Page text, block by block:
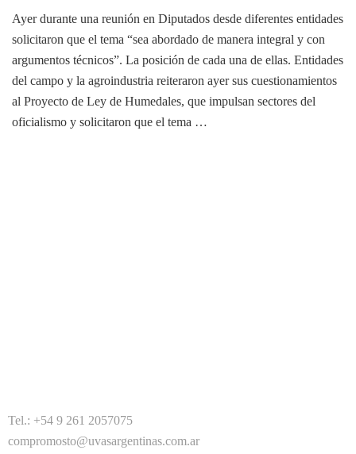
Ayer durante una reunión en Diputados desde diferentes entidades
solicitaron que el tema “sea abordado de manera integral y con
argumentos técnicos”. La posición de cada una de ellas. Entidades
del campo y la agroindustria reiteraron ayer sus cuestionamientos
al Proyecto de Ley de Humedales, que impulsan sectores del
oficialismo y solicitaron que el tema …
Tel.: +54 9 261 2057075
compromosto@uvasargentinas.com.ar